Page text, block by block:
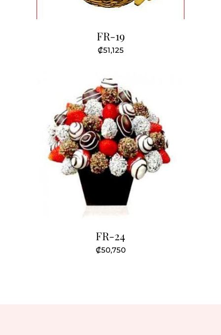
FR-19
₡51,125
FR-24
₡50,750